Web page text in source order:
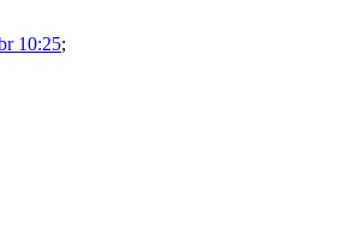
10:25;